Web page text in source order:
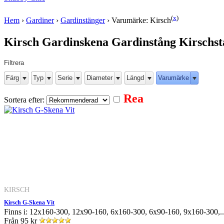
Hem › Gardiner› Gardinstänger› Varumärke: Kirsch(x)
Kirsch Gardinskena Gardinstång
Filtrera
Färg
Typ Serie Diameter Längd Varumärke
Sortera efter: Rea
KIRSCH
Kirsch G-Skena Vit
Finns i: 12x160-300, 12x90-160, 6x160-300, 6x90-160, 9x160-
Från 95 kr